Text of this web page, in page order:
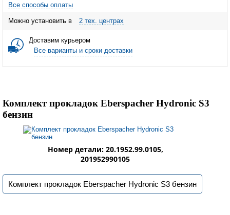
Все способы оплаты
Можно установить в 2 тех. центрах
Доставим курьером
Все варианты и сроки доставки
Комплект прокладок Eberspacher Hydronic S3
бензин
Номер детали: 20.1952.99.0105,
201952990105
Комплект прокладок Eberspacher Hydronic S3 бензин